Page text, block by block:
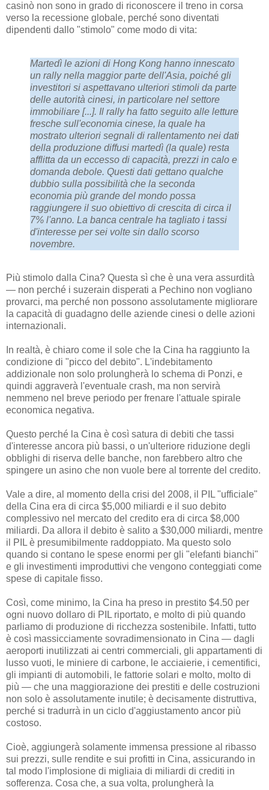
casinò non sono in grado di riconoscere il treno in corsa
verso la recessione globale, perché sono diventati
dipendenti dallo "stimolo" come modo di vita:
Martedì le azioni di Hong Kong hanno innescato
un rally nella maggior parte dell'Asia, poiché gli
investitori si aspettavano ulteriori stimoli da parte
delle autorità cinesi, in particolare nel settore
immobiliare [...]. Il rally ha fatto seguito alle letture
fresche sull'economia cinese, la quale ha
mostrato ulteriori segnali di rallentamento nei dati
della produzione diffusi martedì (la quale) resta
afflitta da un eccesso di capacità, prezzi in calo e
domanda debole. Questi dati gettano qualche
dubbio sulla possibilità che la seconda
economia più grande del mondo possa
raggiungere il suo obiettivo di crescita di circa il
7% l'anno. La banca centrale ha tagliato i tassi
d'interesse per sei volte sin dallo scorso
novembre.
Più stimolo dalla Cina? Questa sì che è una vera assurdità
— non perché i suzerain disperati a Pechino non vogliano
provarci, ma perché non possono assolutamente migliorare
la capacità di guadagno delle aziende cinesi o delle azioni
internazionali.
In realtà, è chiaro come il sole che la Cina ha raggiunto la
condizione di "picco del debito". L'indebitamento
addizionale non solo prolungherà lo schema di Ponzi, e
quindi aggraverà l'eventuale crash, ma non servirà
nemmeno nel breve periodo per frenare l'attuale spirale
economica negativa.
Questo perché la Cina è così satura di debiti che tassi
d'interesse ancora più bassi, o un'ulteriore riduzione degli
obblighi di riserva delle banche, non farebbero altro che
spingere un asino che non vuole bere al torrente del credito.
Vale a dire, al momento della crisi del 2008, il PIL "ufficiale"
della Cina era di circa $5,000 miliardi e il suo debito
complessivo nel mercato del credito era di circa $8,000
miliardi. Da allora il debito è salito a $30,000 miliardi, mentre
il PIL è presumibilmente raddoppiato. Ma questo solo
quando si contano le spese enormi per gli "elefanti bianchi"
e gli investimenti improduttivi che vengono conteggiati come
spese di capitale fisso.
Così, come minimo, la Cina ha preso in prestito $4.50 per
ogni nuovo dollaro di PIL riportato, e molto di più quando
parliamo di produzione di ricchezza sostenibile. Infatti, tutto
è così massicciamente sovradimensionato in Cina — dagli
aeroporti inutilizzati ai centri commerciali, gli appartamenti di
lusso vuoti, le miniere di carbone, le acciaierie, i cementifici,
gli impianti di automobili, le fattorie solari e molto, molto di
più — che una maggiorazione dei prestiti e delle costruzioni
non solo è assolutamente inutile; è decisamente distruttiva,
perché si tradurrà in un ciclo d'aggiustamento ancor più
costoso.
Cioè, aggiungerà solamente immensa pressione al ribasso
sui prezzi, sulle rendite e sui profitti in Cina, assicurando in
tal modo l'implosione di migliaia di miliardi di crediti in
sofferenza. Cosa che, a sua volta, prolungherà la